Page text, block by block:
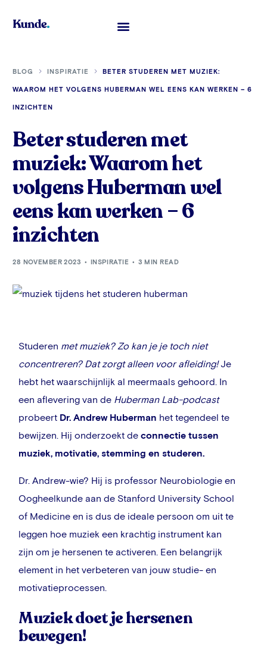
BLOG INSPIRATIE BETER STUDEREN MET MUZIEK:
WAAROM HET VOLGENS HUBERMAN WEL EENS KAN WERKEN – 6
INZICHTEN
Beter studeren met
muziek: Waarom het
volgens Huberman wel
eens kan werken – 6
inzichten
28 NOVEMBER 2023 INSPIRATIE 3 MIN READ
Studeren met muziek? Zo kan je je toch niet
concentreren? Dat zorgt alleen voor afleiding!Je
hebt het waarschijnlijk al meermaals gehoord. In
een aflevering van de Huberman Lab-podcast
probeert Dr. Andrew Huberman het tegendeel te
bewijzen. Hij onderzoekt deconnectie tussen
muziek, motivatie, stemming en studeren.
Dr. Andrew-wie? Hij is professor Neurobiologie en
Oogheelkunde aan de Stanford University School
of Medicine en is dus de ideale persoon om uit te
leggen hoe muziek een krachtig instrument kan
zijn om je hersenen te activeren. Een belangrijk
element in het verbeteren van jouw studie- en
motivatieprocessen.
Muziek doet je hersenen
bewegen!